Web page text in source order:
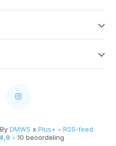
DMWS x Plus+ - RSS-feed
- 10 beoordeling